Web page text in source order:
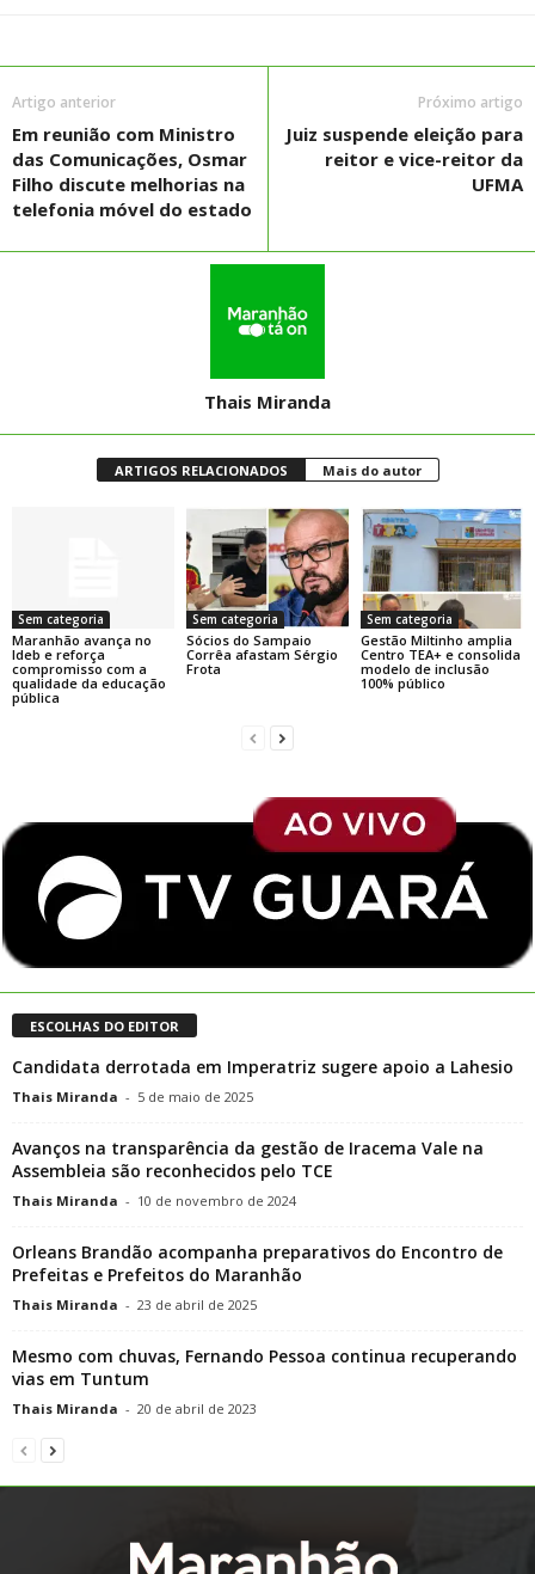
Artigo anterior
Em reunião com Ministro
das Comunicações, Osmar
Filho discute melhorias na
telefonia móvel do estado
Próximo artigo
Juiz suspende eleição para
reitor e vice-reitor da
UFMA
Thais Miranda
ARTIGOS RELACIONADOS Mais do autor
Sem categoria
Maranhão avança no
Ideb e reforça
compromisso com a
qualidade da educação
pública
Sem categoria
Sócios do Sampaio
Corrêa afastam Sérgio
Frota
Sem categoria
Gestão Miltinho amplia
Centro TEA+ e consolida
modelo de inclusão
100% público
ESCOLHAS DO EDITOR
Candidata derrotada em Imperatriz sugere apoio a Lahesio
Thais Miranda - 5 de maio de 2025
Avanços na transparência da gestão de Iracema Vale na
Assembleia são reconhecidos pelo TCE
Thais Miranda - 10 de novembro de 2024
Orleans Brandão acompanha preparativos do Encontro de
Prefeitas e Prefeitos do Maranhão
Thais Miranda - 23 de abril de 2025
Mesmo com chuvas, Fernando Pessoa continua recuperando
vias em Tuntum
Thais Miranda - 20 de abril de 2023